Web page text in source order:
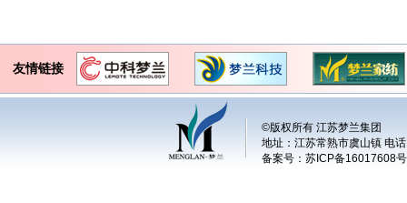
友情链接
©版权所有 江苏梦兰集团
地址：江苏常熟市虞山镇 电
备案号： 苏ICP备16017608